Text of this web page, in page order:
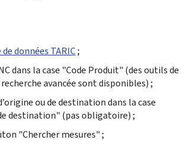
données TARIC;
dans la case "Code Produit" (des outils de
avancée sont disponibles) ;
ou de destination dans la case
destination" (pas obligatoire) ;
"Chercher mesures" ;